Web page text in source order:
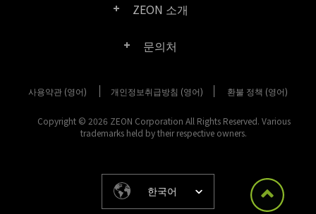
Right PDF Online
제품/라이선스 비교
SDK 리소스 (Right PDF Server 용)
이전 버전 다운로드
ZEON 소개
회사 소개
미디어 보도
고객성공사례
법적 고지 사항
문의처
구매 문의
고객 센터
기타 문의 방법
사용약관 (영어) 개인정보취급방침 (영어) 환불 정책 (영어)
Copyright © 2026 ZEON Corporation All Rights Reserved. Various
trademarks held by their respective owners.